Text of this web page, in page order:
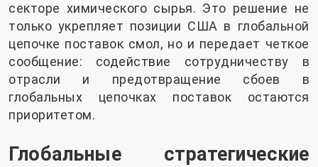
секторе химического сырья. Это решение не
только укрепляет позиции США в глобальной
цепочке поставок смол, но и передает четкое
сообщение: содействие сотрудничеству в
отрасли и предотвращение сбоев в
глобальных цепочках поставок остаются
приоритетом.
Глобальные стратегические